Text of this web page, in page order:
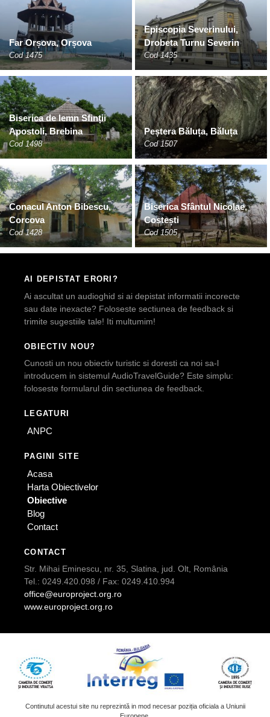
Far Orșova, Orșova
Cod 1475
Episcopia Severinului,
Drobeta Turnu Severin
Cod 1435
Biserica de lemn Sfinții
Apostoli, Brebina
Cod 1498
Peștera Băluța, Băluța
Cod 1507
Conacul Anton Bibescu,
Corcova
Cod 1428
Biserica Sfântul Nicolae,
Costești
Cod 1505
AI DEPISTAT ERORI?
Ai ascultat un audioghid si ai depistat informatii incorecte
sau date inexacte? Foloseste sectiunea de feedback si
trimite sugestiile tale! Iti multumim!
OBIECTIV NOU?
Cunosti un nou obiectiv turistic si doresti ca noi sa-l
introducem in sistemul AudioTravelGuide? Este simplu:
foloseste formularul din sectiunea de feedback.
LEGATURI
ANPC
PAGINI SITE
Acasa
Harta Obiectivelor
Obiective
Blog
Contact
CONTACT
Str. Mihai Eminescu, nr. 35, Slatina, jud. Olt, România
Tel.: 0249.420.098 / Fax: 0249.410.994
office@europroject.org.ro
www.europroject.org.ro
Continutul acestui site nu reprezintă in mod necesar poziția oficiala a Uniunii
Europene.